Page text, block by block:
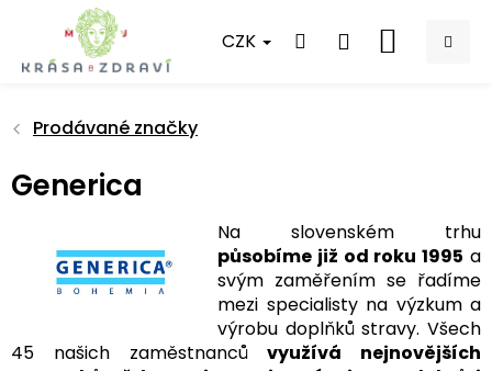
obsah
CZK
NÁKUPNÍ
Prodávané značky
Generica
Na slovenském trhu
působíme již od roku 1995 a
svým zaměřením se řadíme
mezi specialisty na výzkum a
výrobu doplňků stravy. Všech
45 našich zaměstnancůvyužívá nejnovějších